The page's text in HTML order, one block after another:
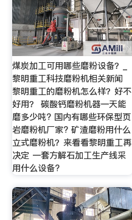
煤炭加工可用哪些磨粉设备？_
黎明重工科技磨粉机相关新闻
黎明重工的磨粉机怎么样？好不
好用？ 碳酸钙磨粉机器一天能
磨多少吨? 国内有哪些环保型页
岩磨粉机厂家? 矿渣磨粉用什么
立式磨粉机？来看看黎明重工再
决定 一套方解石加工生产线采
用什么设备?